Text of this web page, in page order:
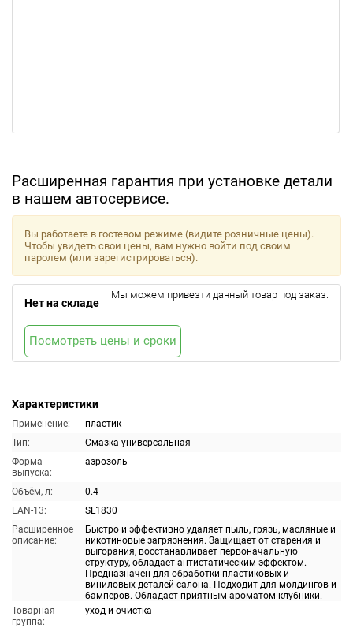
Расширенная гарантия при установке детали
в нашем автосервисе.
Характеристики
Применение:
пластик
Тип:
Смазка универсальная
Форма
выпуска:
аэрозоль
Объём, л:
0.4
EAN-13:
SL1830
Расширенное
описание:
Быстро и эффективно удаляет пыль, грязь, масляные и
никотиновые загрязнения. Защищает от старения и
выгорания, восстанавливает первоначальную
структуру, обладает антистатическим эффектом.
Предназначен для обработки пластиковых и
виниловых деталей салона. Подходит для молдингов и
бамперов. Обладает приятным ароматом клубники.
Товарная
группа:
уход и очистка
Вы работаете в гостевом режиме (видите розничные цены).
Чтобы увидеть свои цены, вам нужно войти под своим
паролем (или зарегистрироваться).
Нет на складе
Мы можем привезти данный товар под заказ.
Посмотреть цены и сроки